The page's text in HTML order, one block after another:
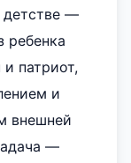
детстве —
ребенка
патриот,
и
внешней
—